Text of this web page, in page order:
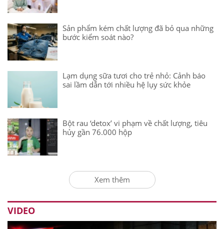
Sản phẩm kém chất lượng đã bỏ qua những
bước kiểm soát nào?
Lạm dụng sữa tươi cho trẻ nhỏ: Cảnh báo
sai lầm dẫn tới nhiều hệ lụy sức khỏe
Bột rau ‘detox’ vi phạm về chất lượng, tiêu
hủy gần 76.000 hộp
Xem thêm
VIDEO